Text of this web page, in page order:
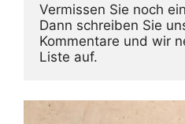
Vermissen Sie noch
Dann schreiben Sie
Kommentare und wir
Liste auf.